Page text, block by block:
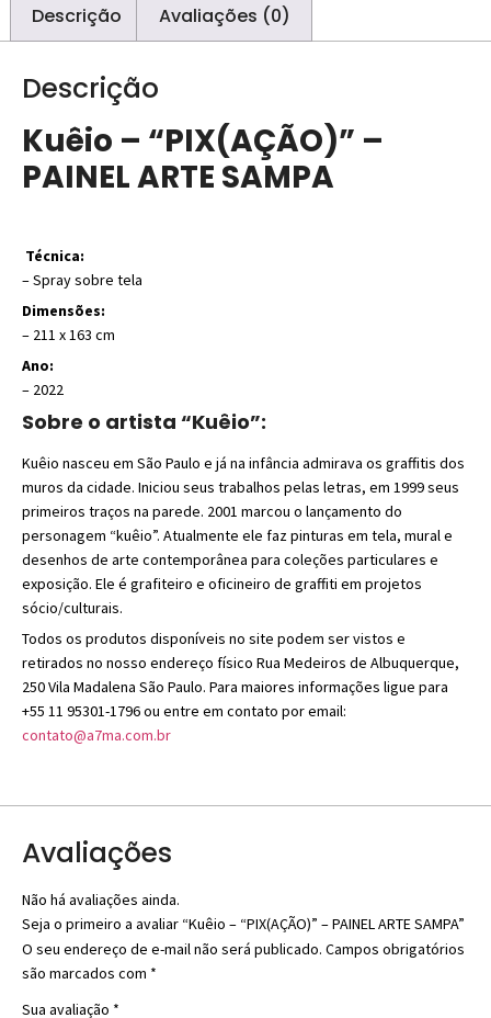
Descrição Avaliações (0)
Descrição
Kuêio – “PIX(AÇÃO)” –
PAINEL ARTE SAMPA
Técnica:
– Spray sobre tela
Dimensões:
– 211 x 163 cm
Ano:
– 2022
Sobre o artista “Kuêio”:
Kuêio nasceu em São Paulo e já na infância admirava os graffitis dos
muros da cidade. Iniciou seus trabalhos pelas letras, em 1999 seus
primeiros traços na parede. 2001 marcou o lançamento do
personagem “kuêio”. Atualmente ele faz pinturas em tela, mural e
desenhos de arte contemporânea para coleções particulares e
exposição. Ele é grafiteiro e oficineiro de graffiti em projetos
sócio/culturais.
Todos os produtos disponíveis no site podem ser vistos e
retirados no nosso endereço físico Rua Medeiros de Albuquerque,
250 Vila Madalena São Paulo. Para maiores informações ligue para
+55 11 95301-1796 ou entre em contato por email:
contato@a7ma.com.br
Avaliações
Não há avaliações ainda.
Seja o primeiro a avaliar “Kuêio – “PIX(AÇÃO)” – PAINEL ARTE SAMPA”
O seu endereço de e-mail não será publicado. Campos obrigatórios
são marcados com *
Sua avaliação *